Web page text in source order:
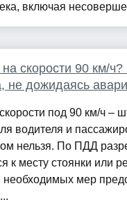
включая
скорости 90 км/
не дожидаясь
под 90 км/ч –
водителя и
нельзя. По ПДД
к месту стоянки или
мер